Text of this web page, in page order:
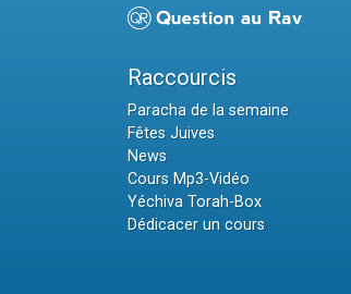
Raccourcis
Paracha de la semaine
Fêtes Juives
News
Cours Mp3-Vidéo
Yéchiva Torah-Box
Dédicacer un cours